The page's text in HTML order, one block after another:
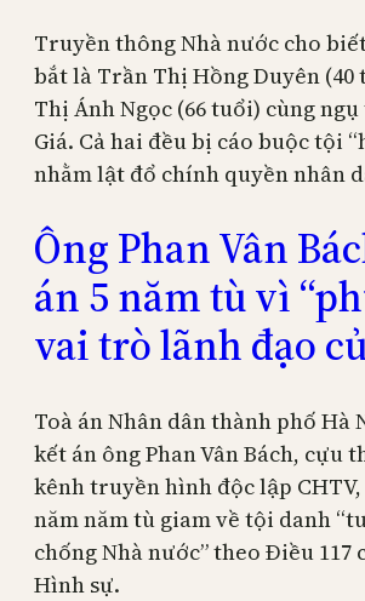
Truyền thông Nhà nước cho
bắt là Trần Thị Hồng Duyên (40
Thị Ánh Ngọc (66 tuổi) cùng ngụ
Giá. Cả hai đều bị cáo buộc tội
nhằm lật đổ chính quyền nhân
Ông Phan Vân
án 5 năm tù vì
vai trò lãnh đạo
Toà án Nhân dân thành phố Hà
kết án ông Phan Vân Bách, cựu
kênh truyền hình độc lập
năm năm tù giam về tội danh
chống Nhà nước” theo Điều 117
Hình sự.